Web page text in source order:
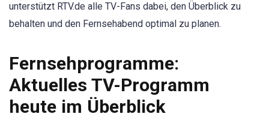
unterstützt RTV.de alle TV-Fans dabei, den Überblick zu
behalten und den Fernsehabend optimal zu planen.
Fernsehprogramme:
Aktuelles TV-Programm
heute im Überblick